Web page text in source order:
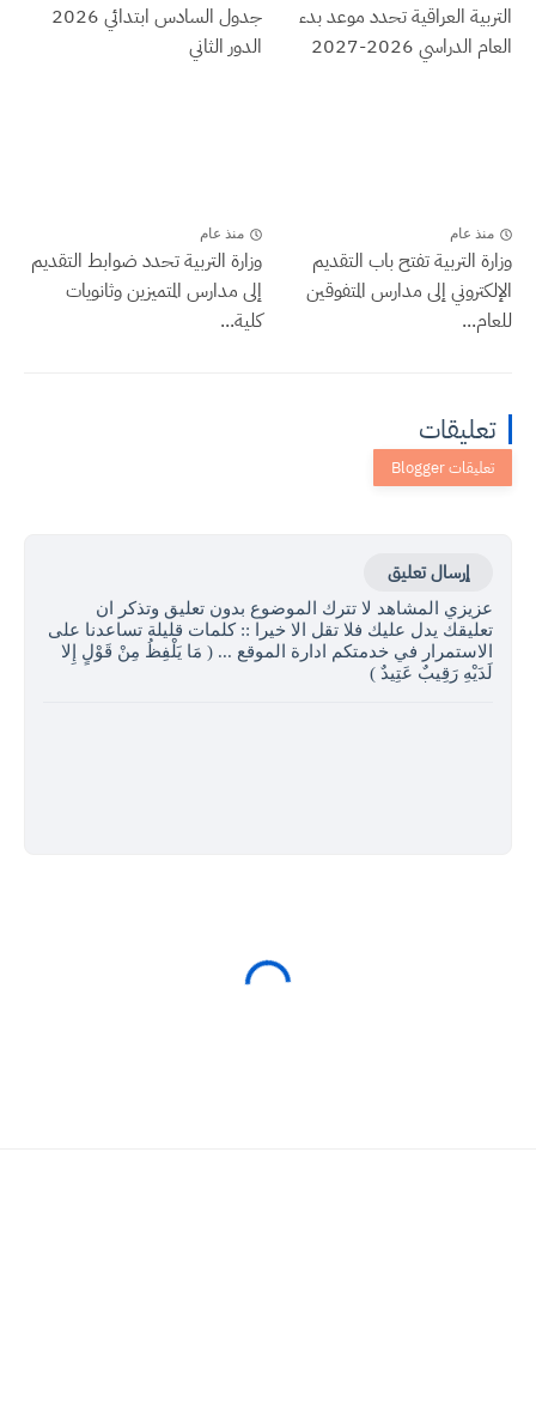
التربية العراقية تحدد موعد بدء
العام الدراسي 2026-2027
جدول السادس ابتدائي 2026
الدور الثاني
منذ عام
وزارة التربية تفتح باب التقديم
الإلكتروني إلى مدارس المتفوقين
للعام...
منذ عام
وزارة التربية تحدد ضوابط التقديم
إلى مدارس المتميزين وثانويات
كلية...
تعليقات
إرسال تعليق
عزيزي المشاهد لا تترك الموضوع بدون تعليق وتذكر ان
تعليقك يدل عليك فلا تقل الا خيرا :: كلمات قليلة تساعدنا على
الاستمرار في خدمتكم ادارة الموقع ... ( مَا يَلْفِظُ مِنْ قَوْلٍ إِلا
لَدَيْهِ رَقِيبٌ عَتِيدٌ )